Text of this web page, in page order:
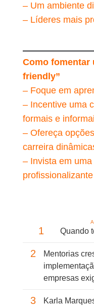
– Um ambiente
– Líderes mais
Como fomentar
friendly”
– Foque em
– Incentive uma
formais e
– Ofereça
carreira
– Invista em
1 Quando
2
Mentorias
empresas
3
Karla